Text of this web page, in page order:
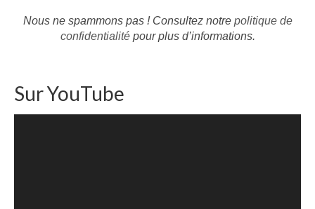
Nous ne spammons pas ! Consultez notre politique de
confidentialitépour plus d’informations.
Sur YouTube